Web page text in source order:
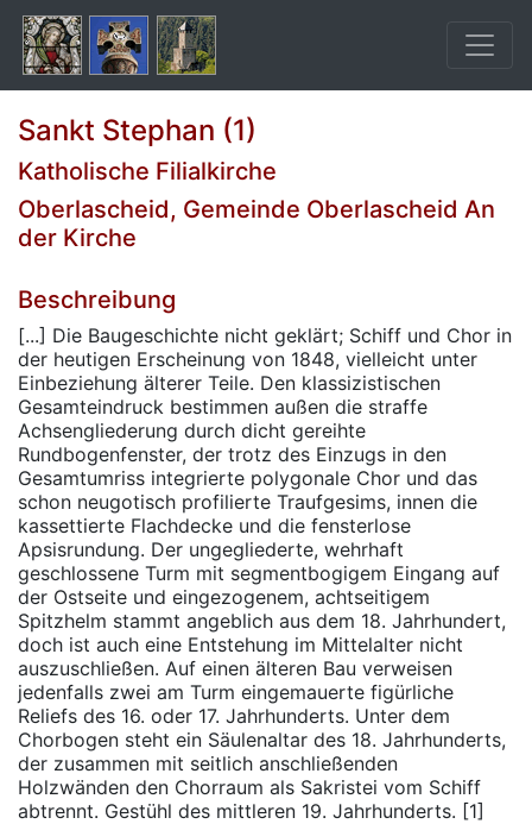
Sankt Stephan (1)
Katholische Filialkirche
Oberlascheid, Gemeinde Oberlascheid An
der Kirche
Beschreibung
[...] Die Baugeschichte nicht geklärt; Schiff und Chor in
der heutigen Erscheinung von 1848, vielleicht unter
Einbeziehung älterer Teile. Den klassizistischen
Gesamteindruck bestimmen außen die straffe
Achsengliederung durch dicht gereihte
Rundbogenfenster, der trotz des Einzugs in den
Gesamtumriss integrierte polygonale Chor und das
schon neugotisch profilierte Traufgesims, innen die
kassettierte Flachdecke und die fensterlose
Apsisrundung. Der ungegliederte, wehrhaft
geschlossene Turm mit segmentbogigem Eingang auf
der Ostseite und eingezogenem, achtseitigem
Spitzhelm stammt angeblich aus dem 18. Jahrhundert,
doch ist auch eine Entstehung im Mittelalter nicht
auszuschließen. Auf einen älteren Bau verweisen
jedenfalls zwei am Turm eingemauerte figürliche
Reliefs des 16. oder 17. Jahrhunderts. Unter dem
Chorbogen steht ein Säulenaltar des 18. Jahrhunderts,
der zusammen mit seitlich anschließenden
Holzwänden den Chorraum als Sakristei vom Schiff
abtrennt. Gestühl des mittleren 19. Jahrhunderts. [1]